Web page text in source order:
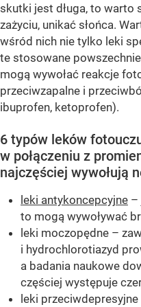
skutki jest długa, to warto
zażyciu, unikać słońca.
wśród nich nie tylko leki
te stosowane
mogą wywołać reakcje
przeciwzapalne i
ibuprofen, ketoprofen).
6 typów leków
w połączeniu z
najczęściej wywołują
leki antykoncepcyjne –
to mogą wywoływać
leki moczopędne –
i hydrochlorotiazyd
a badania naukowe
częściej występuje
leki